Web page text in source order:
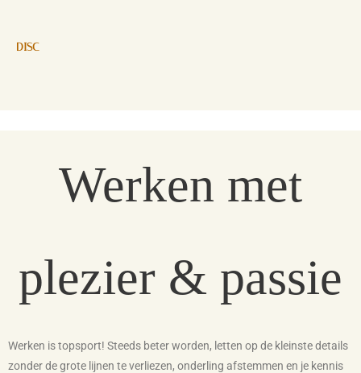
DISC
Werken met
plezier & passie
Werken is topsport! Steeds beter worden, letten op de kleinste details
zonder de grote lijnen te verliezen, onderling afstemmen en je kennis